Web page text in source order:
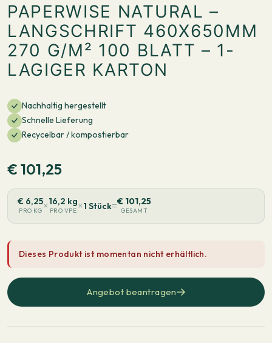
PAPERWISE NATURAL –
LANGSCHRIFT 460X650MM
270 G/M² 100 BLATT – 1-
LAGIGER KARTON
Nachhaltig hergestellt
Schnelle Lieferung
Recycelbar / kompostierbar
€101,25
€ 6,25
PRO KG ×16,2 kg
PRO VPE ×1 Stück=€ 101,25
GESAMT
Dieses Produkt ist momentan nicht erhältlich.
Angebot beantragen